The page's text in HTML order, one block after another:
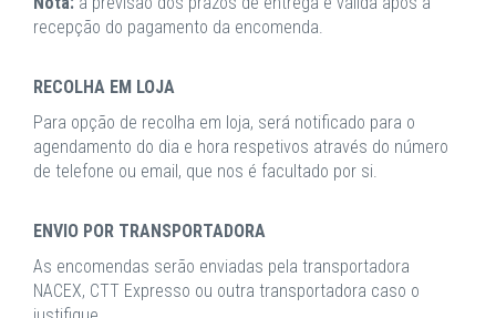
recepção do pagamento da encomenda.
RECOLHA EM LOJA
Para opção de recolha em loja, será notificado para o
agendamento do dia e hora respetivos através do número
de telefone ou email, que nos é facultado por si.
ENVIO POR TRANSPORTADORA
As encomendas serão enviadas pela transportadora
NACEX, CTT Expresso ou outra transportadora caso o